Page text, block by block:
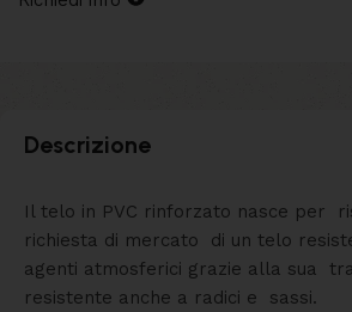
Descrizione
Il telo in PVC rinforzato nasce per
richiesta di mercato di un telo
agenti atmosferici grazie alla sua
resistente anche a radici e sassi.